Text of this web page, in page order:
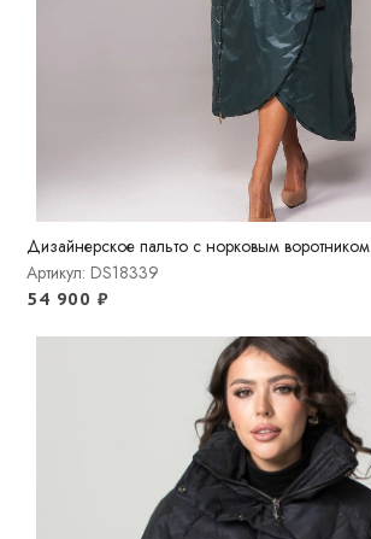
Дизайнерское пальто с норковым воротником
Артикул: DS18339
54 900 ₽